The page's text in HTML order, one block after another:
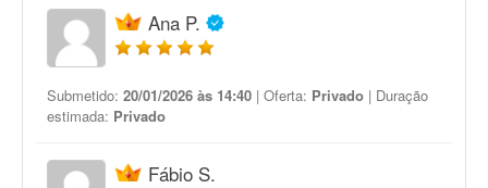
Ana P.
Submetido: 20/01/2026 às 14:40 | Oferta: Privado | Duração
estimada: Privado
Fábio S.